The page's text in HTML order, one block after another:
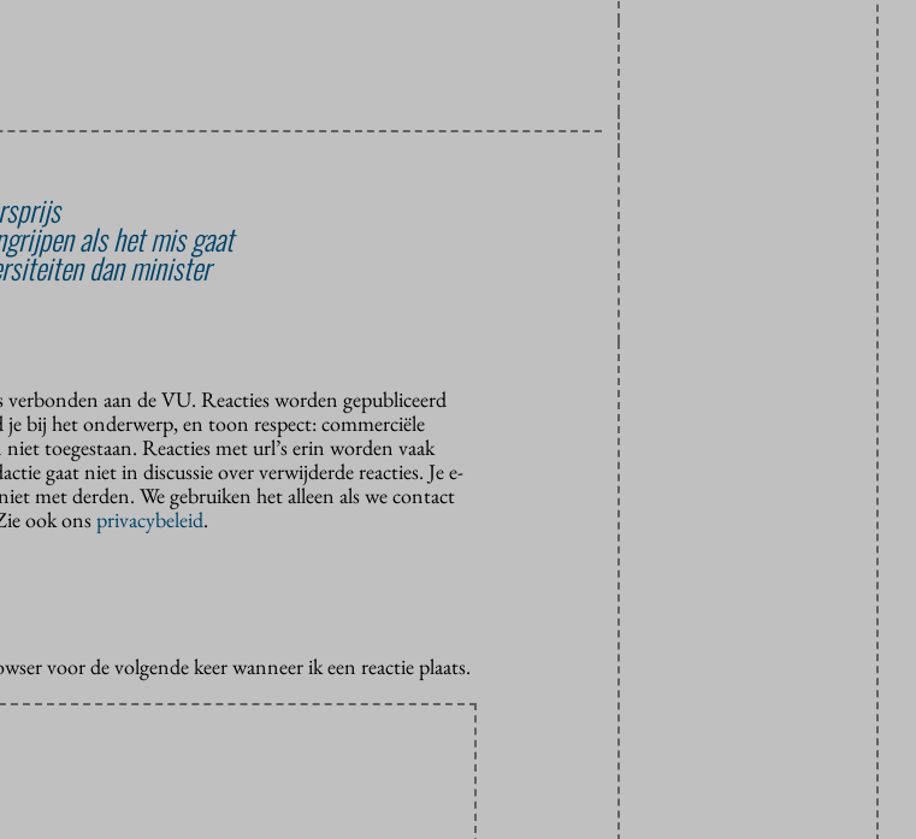
als het mis gaat
dan minister
aan de VU. Reacties worden gepubliceerd
bij het onderwerp, en toon respect: commerciële
toegestaan. Reacties met url’s erin worden vaak
gaat niet in discussie over verwijderde reacties. Je e-
met derden. We gebruiken het alleen als we contact
ook onsprivacybeleid.
voor de volgende keer wanneer ik een reactie plaats.